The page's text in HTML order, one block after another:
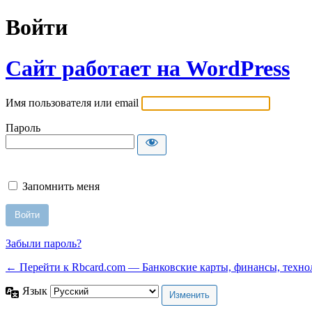
Войти
Сайт работает на WordPress
Имя пользователя или email
Пароль
Запомнить меня
Забыли пароль?
← Перейти к Rbcard.com — Банковские карты, финансы,
Язык